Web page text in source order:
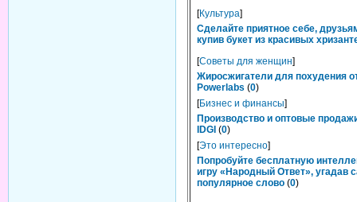
[Культура]
Сделайте приятное себе,
купив букет из красивых
[Советы для женщин]
Жиросжигатели для похудения
Powerlabs (0)
[Бизнес и финансы]
Производство и оптовые
IDGI (0)
[Это интересно]
Попробуйте бесплатную
игру «Народный Ответ», угадав
популярное слово (0)